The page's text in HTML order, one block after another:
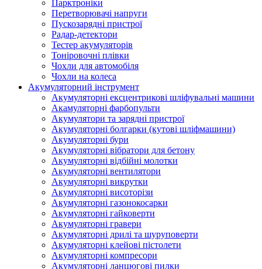
Парктроніки
Перетворювачі напруги
Пускозарядні пристрої
Радар-детектори
Тестер акумуляторів
Тоніровочні плівки
Чохли для автомобіля
Чохли на колеса
Акумуляторний інструмент
Акумуляторні ексцентрикові шліфувальні машини
Акамуляторні фарбопульти
Акумулятори та зарядні пристрої
Акумуляторні болгарки (кутові шліфмашини)
Акумуляторні бури
Акумуляторні вібратори для бетону
Акумуляторні відбійні молотки
Акумуляторні вентилятори
Акумуляторні викрутки
Акумуляторні висоторізи
Акумуляторні газонокосарки
Акумуляторні гайковерти
Акумуляторні гравери
Акумуляторні дрилі та шуруповерти
Акумуляторні клейові пістолети
Акумуляторні компресори
Акумуляторні ланцюгові пилки